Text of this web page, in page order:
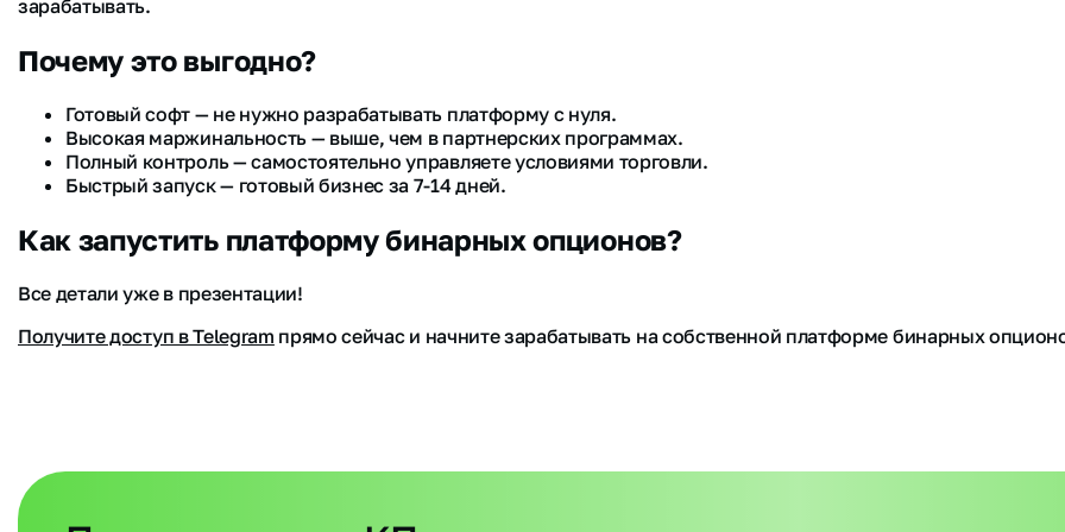
зарабатывать.
Почему это выгодно?
Готовый софт — не нужно разрабатывать платформу с нуля.
Высокая маржинальность — выше, чем в партнерских программах.
Полный контроль — самостоятельно управляете условиями торговли.
Быстрый запуск — готовый бизнес за 7-14 дней.
Как запустить платформу бинарных опционов?
Все детали уже в презентации!
Получите доступ в Telegram прямо сейчас и начните зарабатывать на собственной платформе бинарных